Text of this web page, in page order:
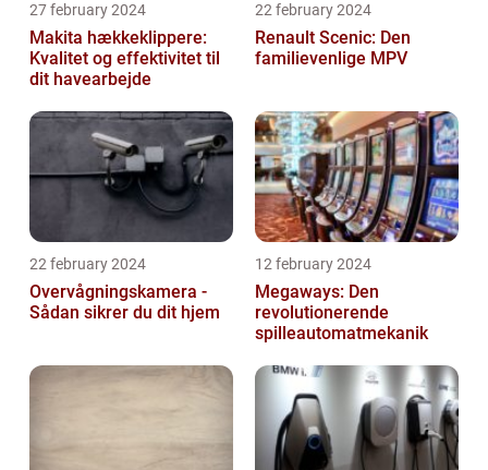
27 february 2024
Makita hækkeklippere:
Kvalitet og effektivitet til
dit havearbejde
22 february 2024
Renault Scenic: Den
familievenlige MPV
22 february 2024
Overvågningskamera -
Sådan sikrer du dit hjem
12 february 2024
Megaways: Den
revolutionerende
spilleautomatmekanik